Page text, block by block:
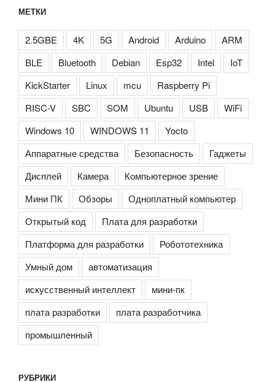
МЕТКИ
2.5GBE 4K 5G Android Arduino
ARM
BLE
Bluetooth Debian Esp32 Intel
IoT
KickStarter
Linux mcu
Raspberry Pi
RISC-V
SBC SOM Ubuntu USB
WiFi
Windows 10
WINDOWS 11
Yocto
Аппаратные средства
Безопасность
Гаджеты
Дисплей
Камера
Компьютерное зрение
Мини ПК
Обзоры
Одноплатный компьютер
Открытый код
Плата для разработки
Платформа для разработки
Робототехника
Умный дом
автоматизация
искусственный интеллект
мини-пк
плата разработки
плата разработчика
промышленный
РУБРИКИ